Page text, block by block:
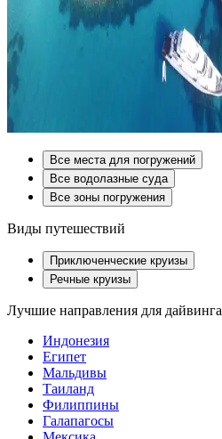
Все места для погружений
Все водолазные суда
Все зоны погружения
Виды путешествий
Приключенческие круизы
Речные круизы
Лучшие направления для дайвинга
Индонезия
Египет
Мальдивы
Таиланд
Филиппины
Галапагосы